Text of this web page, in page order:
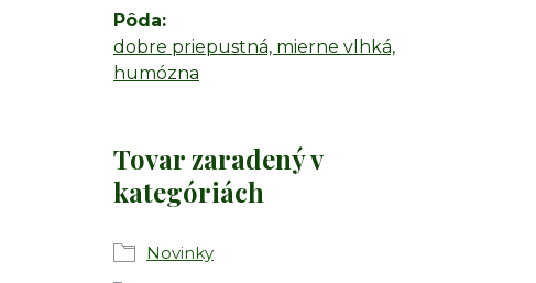
Pôda
dobre priepustná, mierne vlhká,
humózna
Tovar zaradený v
kategóriách
Novinky